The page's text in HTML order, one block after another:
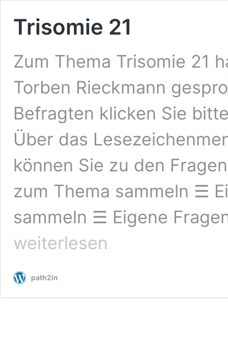
Trisomie 21
Zum Thema Trisomie 21
Torben Rieckmann
Befragten klicken Sie
Über das
können Sie zu den
zum Thema sammeln ☰
sammeln ☰ Eigene
weiterlesen
path2in